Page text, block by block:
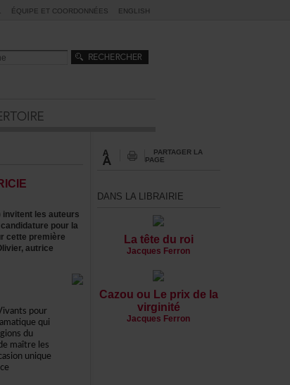
ÉQUIPEETCOORDONNÉES ENGLISH
PARTAGERLA
PAGE
DANSLALIBRAIRIE
Latêteduroi
JacquesFerron
CazououLeprixdela
virginité
JacquesFerron